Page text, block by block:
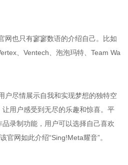
网也只有寥寥数语的介绍自己。比如
、Ventech、泡泡玛特、Team Wa
户尽情展示自我和实现梦想的独特空
用户感受到无尽的乐趣和惊喜。平
录制功能，用户可以选择自己喜欢
官网如此介绍“Sing!Meta耀音”。